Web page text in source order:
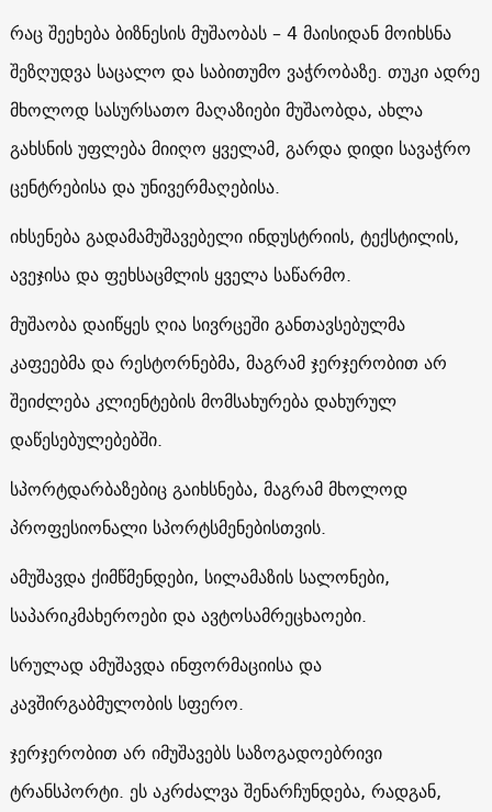
რაც შეეხება ბიზნესის მუშაობას – 4 მაისიდან მოიხსნა
შეზღუდვა საცალო და საბითუმო ვაჭრობაზე. თუკი ადრე
მხოლოდ სასურსათო მაღაზიები მუშაობდა, ახლა
გახსნის უფლება მიიღო ყველამ, გარდა დიდი სავაჭრო
ცენტრებისა და უნივერმაღებისა.
იხსენება გადამამუშავებელი ინდუსტრიის, ტექსტილის,
ავეჯისა და ფეხსაცმლის ყველა საწარმო.
მუშაობა დაიწყეს ღია სივრცეში განთავსებულმა
კაფეებმა და რესტორნებმა, მაგრამ ჯერჯერობით არ
შეიძლება კლიენტების მომსახურება დახურულ
დაწესებულებებში.
სპორტდარბაზებიც გაიხსნება, მაგრამ მხოლოდ
პროფესიონალი სპორტსმენებისთვის.
ამუშავდა ქიმწმენდები, სილამაზის სალონები,
საპარიკმახეროები და ავტოსამრეცხაოები.
სრულად ამუშავდა ინფორმაციისა და
კავშირგაბმულობის სფერო.
ჯერჯერობით არ იმუშავებს საზოგადოებრივი
ტრანსპორტი. ეს აკრძალვა შენარჩუნდება, რადგან,